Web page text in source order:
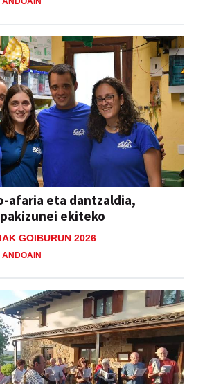
afaria eta dantzaldia,
ekiteko
GOIBURUN 2026
ANDOAIN